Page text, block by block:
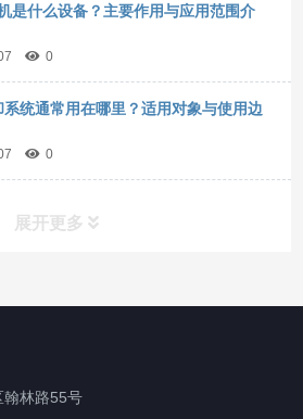
是什么设备？主要作用与应用范围介
0
统通常用在哪里？适用对象与使用边
0
展开更多
翰林路55号